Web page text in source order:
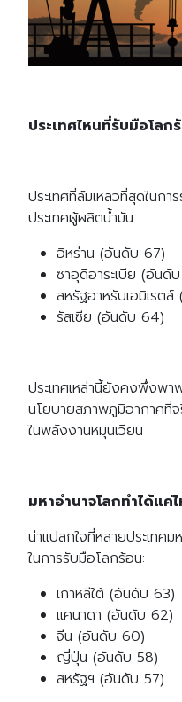
ประเทศไหนที่รับมือโล
ประเทศที่ล้มเหลวที่สุดในก
ประเทศผู้ผลิตน้ำมัน
อิหร่าน (อันดับ 67)
ซาอุดีอาระเบีย (อันดั
สหรัฐอาหรับเอมิเรต
รัสเซีย (อันดับ 64)
ประเทศเหล่านี้ยังคงพึ่งพ
นโยบายสภาพภูมิอากาศที่
ในพลังงานหมุนเวียน
มหาอำนาจโลกทำได้แค่
น่าแปลกใจที่หลายประเทศ
ในการรับมือโลกร้อน:
เกาหลีใต้ (อันดับ 63)
แคนาดา (อันดับ 62)
จีน (อันดับ 60)
ญี่ปุ่น (อันดับ 58)
สหรัฐฯ (อันดับ 57)